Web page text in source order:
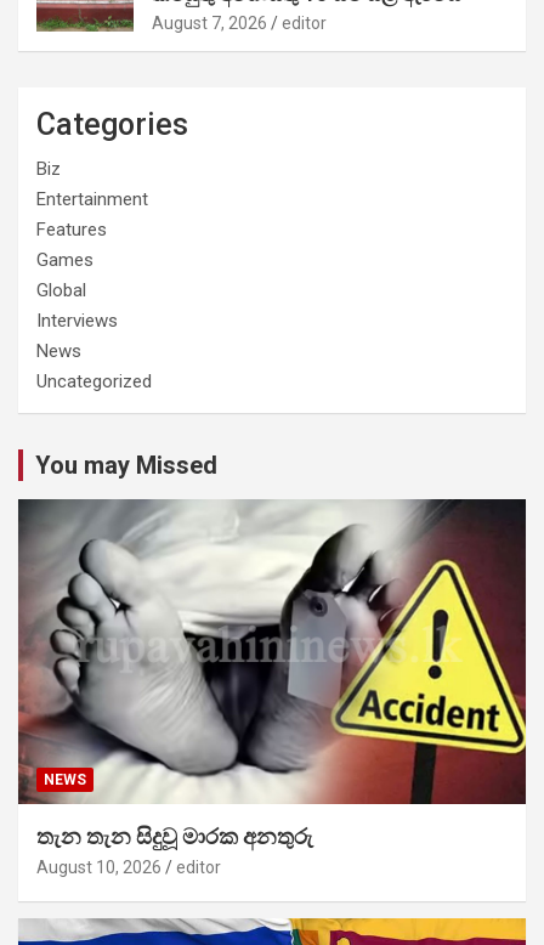
August 7, 2026 editor
Categories
Biz
Entertainment
Features
Games
Global
Interviews
News
Uncategorized
You may Missed
NEWS
තැන තැන සිදුවූ මාරක අනතුරු
August 10, 2026 editor